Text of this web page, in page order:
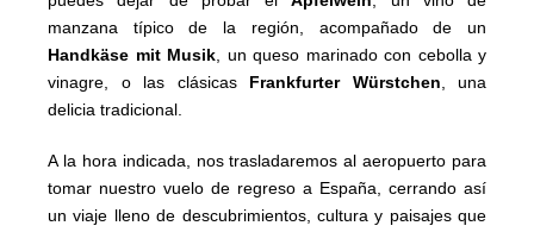
manzana típico de la región, acompañado de un
Handkäse mit Musik, un queso marinado con cebolla y
vinagre, o las clásicas Frankfurter Würstchen, una
delicia tradicional.
A la hora indicada, nos trasladaremos al aeropuerto para
tomar nuestro vuelo de regreso a España, cerrando así
un viaje lleno de descubrimientos, cultura y paisajes que